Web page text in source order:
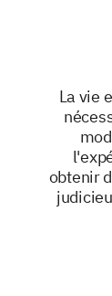
La vie
obtenir